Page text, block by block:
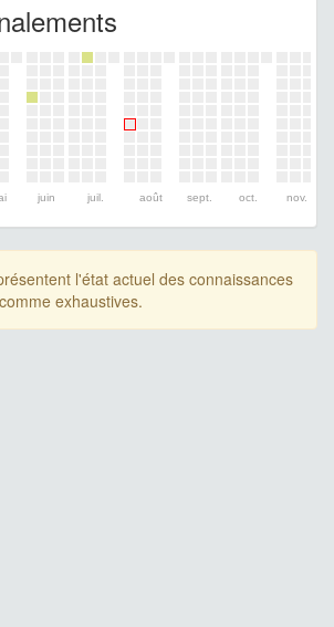
juin juil. août sept. oct. nov.
l'état actuel des connaissances
exhaustives.